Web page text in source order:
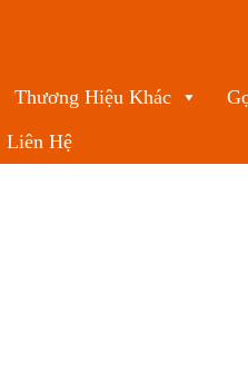
Thương Hiệu Khác
Liên Hệ